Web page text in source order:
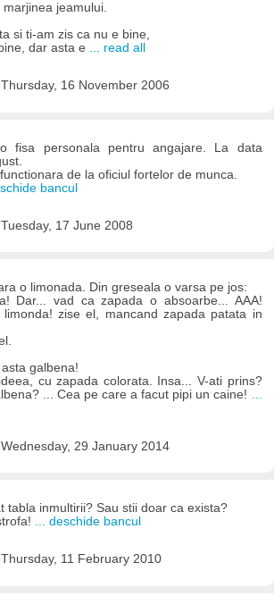
jeamului.
si ti-am zis ca nu e bine,
dar asta e
... read all
Thursday, 16 November 2006
fisa personala pentru angajare. La data
de la oficiul fortelor de munca.
bancul
Tuesday, 17 June 2008
o limonada. Din greseala o varsa pe jos:
Dar... vad ca zapada o absoarbe... AAA!
zise el, mancand zapada patata in
galbena!
cu zapada colorata. Insa... V-ati prins?
... Cea pe care a facut pipi un caine! ...
Wednesday, 29 January 2014
tabla inmultirii? Sau stii doar ca exista?
... deschide bancul
Thursday, 11 February 2010